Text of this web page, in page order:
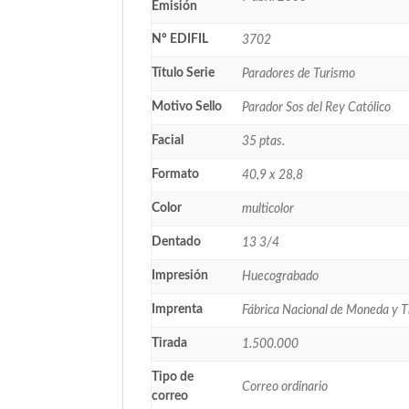
Emisión
Nº EDIFIL 3702
Título Serie Paradores de Turismo
Motivo Sello Parador Sos del Rey Católico
Facial 35 ptas.
Formato 40,9 x 28,8
Color multicolor
Dentado 13 3/4
Impresión Huecograbado
Imprenta Fábrica Nacional de Moneda y
Tirada 1.500.000
Tipo de
correo
Correo ordinario